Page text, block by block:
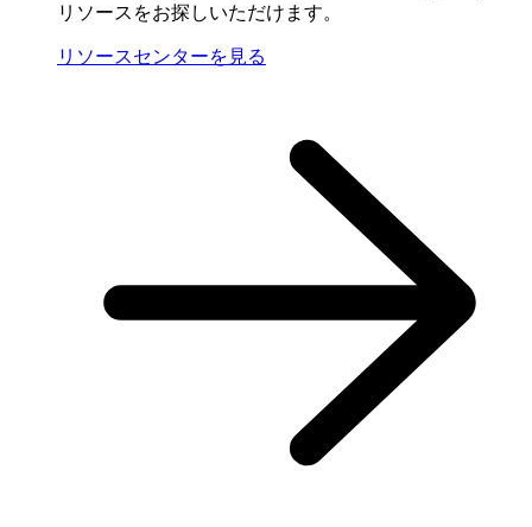
リソースをお探しいただけます。
リソースセンターを見る